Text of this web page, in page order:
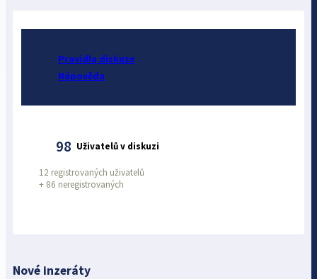
Pravidla diskuze
Nápověda
98 Uživatelů v diskuzi
12 registrovaných uživatelů
+ 86 neregistrovaných
Nové inzeráty